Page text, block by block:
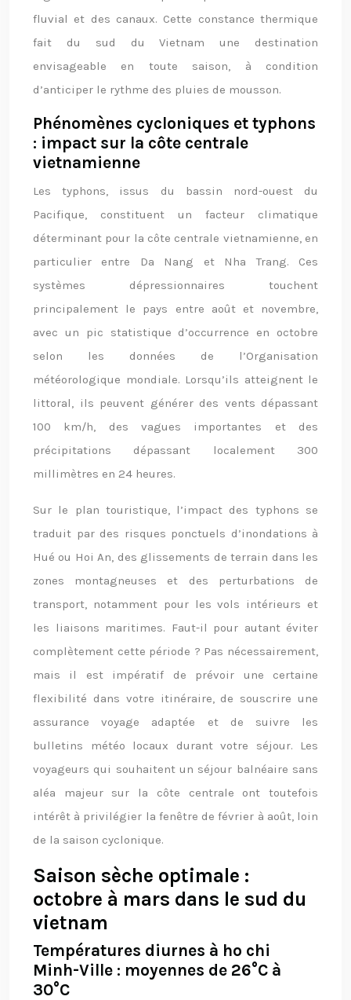
fluvial et des canaux. Cette constance thermique
fait du sud du Vietnam une destination
envisageable en toute saison, à condition
d’anticiper le rythme des pluies de mousson.
Phénomènes cycloniques et typhons
: impact sur la côte centrale
vietnamienne
Les typhons, issus du bassin nord-ouest du
Pacifique, constituent un facteur climatique
déterminant pour la côte centrale vietnamienne, en
particulier entre Da Nang et Nha Trang. Ces
systèmes dépressionnaires touchent
principalement le pays entre août et novembre,
avec un pic statistique d’occurrence en octobre
selon les données de l’Organisation
météorologique mondiale. Lorsqu’ils atteignent le
littoral, ils peuvent générer des vents dépassant
100 km/h, des vagues importantes et des
précipitations dépassant localement 300
millimètres en 24 heures.
Sur le plan touristique, l’impact des typhons se
traduit par des risques ponctuels d’inondations à
Hué ou Hoi An, des glissements de terrain dans les
zones montagneuses et des perturbations de
transport, notamment pour les vols intérieurs et
les liaisons maritimes. Faut-il pour autant éviter
complètement cette période ? Pas nécessairement,
mais il est impératif de prévoir une certaine
flexibilité dans votre itinéraire, de souscrire une
assurance voyage adaptée et de suivre les
bulletins météo locaux durant votre séjour. Les
voyageurs qui souhaitent un séjour balnéaire sans
aléa majeur sur la côte centrale ont toutefois
intérêt à privilégier la fenêtre de février à août, loin
de la saison cyclonique.
Saison sèche optimale :
octobre à mars dans le sud du
vietnam
Températures diurnes à ho chi
Minh-Ville : moyennes de 26°C à
30°C